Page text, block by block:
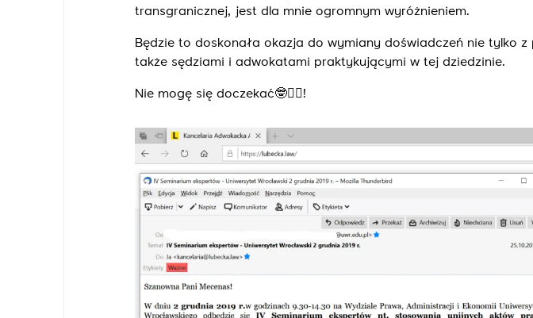
transgranicznej, jest dla mnie ogromnym wyróżnieniem.
Będzie to doskonała okazja do wymiany doświadczeń nie tylko
także sędziami i adwokatami praktykującymi w tej dziedzinie.
Nie mogę się doczekać🤓🙆‍♀️!